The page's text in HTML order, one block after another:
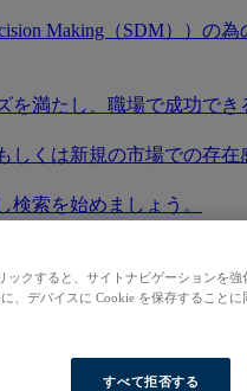
Making（SDM））
満たし、職場で成功でき
くは新規の市場での存在
索を始めましょう。
ックすると、サイトナビゲーションを
、デバイスに Cookie を保存することに
すべて拒否する